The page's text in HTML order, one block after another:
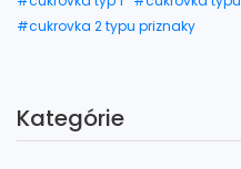
#cukrovka 2 typu priznaky
Kategórie